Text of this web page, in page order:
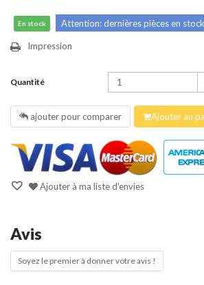
En stock Attention: dernières pièces en
Impression
Quantité
ajouter pour comparer Ajouter au
Ajouter à ma liste d'envies
Avis
Soyez le premier à donner votre avis !